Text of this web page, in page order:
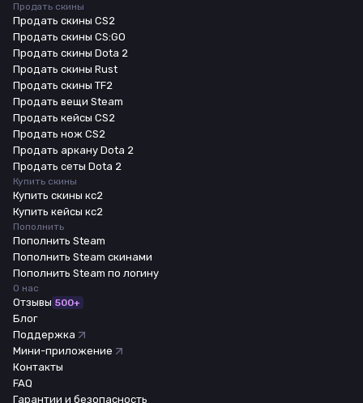
Продать скины
Продать скины CS2
Продать скины CS:GO
Продать скины Dota 2
Продать скины Rust
Продать скины TF2
Продать вещи Steam
Продать кейсы CS2
Продать нож CS2
Продать аркану Dota 2
Продать сеты Dota 2
Купить скины
Купить скины кс2
Купить кейсы кс2
Пополнить
Пополнить Steam
Пополнить Steam скинами
Пополнить Steam по логину
О нас
Отзывы 500+
Блог
Поддержка
Мини-приложение
Контакты
FAQ
Гарантии и безопасность